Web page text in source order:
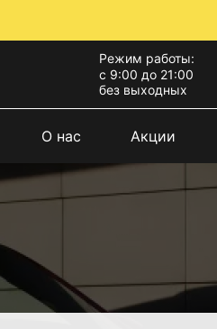
Режим работы:
с 9:00 до 21:00
без выходных
О нас Акции